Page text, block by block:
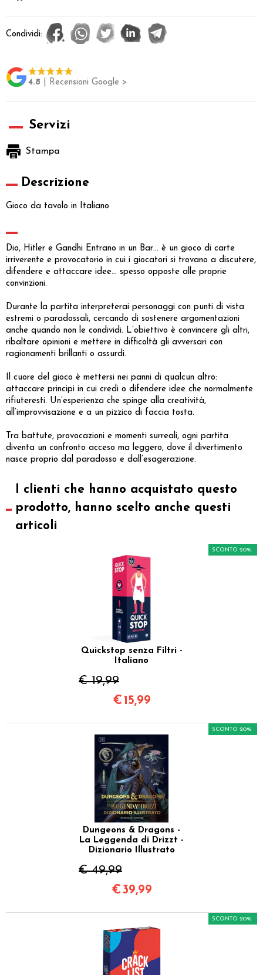
Condividi:
4.8 | Recensioni Google >
Servizi
Stampa
Descrizione
Gioco da tavolo in Italiano
Dio, Hitler e Gandhi Entrano in un Bar… è un gioco di carte
irriverente e provocatorio in cui i giocatori si trovano a discutere,
difendere e attaccare idee... spesso opposte alle proprie
convinzioni.
Durante la partita interpreterai personaggi con punti di vista
estremi o paradossali, cercando di sostenere argomentazioni
anche quando non le condividi. L’obiettivo è convincere gli altri,
ribaltare opinioni e mettere in difficoltà gli avversari con
ragionamenti brillanti o assurdi.
Il cuore del gioco è mettersi nei panni di qualcun altro:
attaccare principi in cui credi o difendere idee che normalmente
rifiuteresti. Un’esperienza che spinge alla creatività,
all’improvvisazione e a un pizzico di faccia tosta.
Tra battute, provocazioni e momenti surreali, ogni partita
diventa un confronto acceso ma leggero, dove il divertimento
nasce proprio dal paradosso e dall’esagerazione.
I clienti che hanno acquistato questo
prodotto, hanno scelto anche questi
articoli
Quickstop senza Filtri -
Italiano
€ 19,99
SCONTO 20%
€ 15,99
Dungeons & Dragons -
La Leggenda di Drizzt -
Dizionario Illustrato
€ 49,99
SCONTO 20%
€39,99
SCONTO 20%